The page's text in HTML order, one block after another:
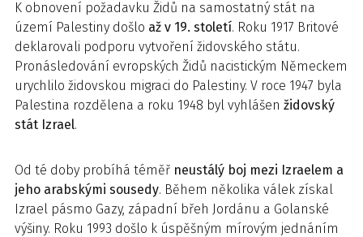
K obnovení požadavku Židů na samostatný stát na
území Palestiny došlo až v 19. století. Roku 1917 Britové
deklarovali podporu vytvoření židovského státu.
Pronásledování evropských Židů nacistickým Německem
urychlilo židovskou migraci do Palestiny. V roce 1947 byla
Palestina rozdělena a roku 1948 byl vyhlášen židovský
stát Izrael.
Od té doby probíhá téměř neustálý boj mezi Izraelem a
jeho arabskými sousedy. Během několika válek získal
Izrael pásmo Gazy, západní břeh Jordánu a Golanské
výšiny. Roku 1993 došlo k úspěšným mírovým jednáním